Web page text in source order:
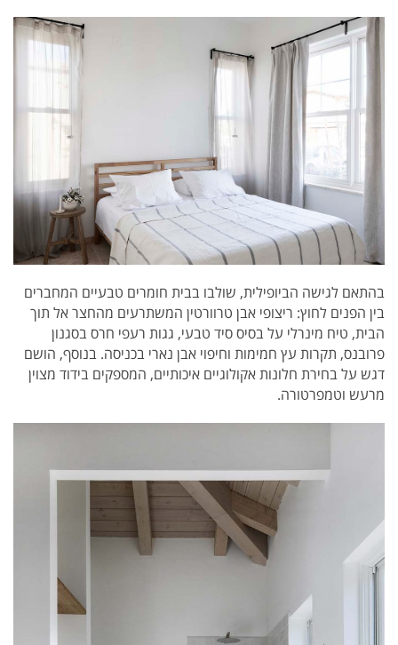
בהתאם לגישה הביופילית, שולבו בבית חומרים טבעיים המחברים
בין הפנים לחוץ: ריצופי אבן טרוורטין המשתרעים מהחצר אל תוך
הבית, טיח מינרלי על בסיס סיד טבעי, גגות רעפי חרס בסגנון
פרובנס, תקרות עץ חמימות וחיפוי אבן נארי בכניסה. בנוסף, הושם
דגש על בחירת חלונות אקולוגיים איכותיים, המספקים בידוד מצוין
מרעש וטמפרטורה.